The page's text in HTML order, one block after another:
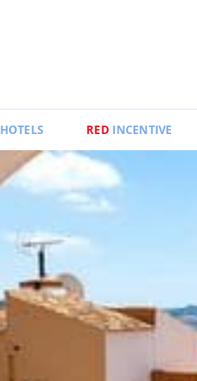
HOTELS RED INCENTIVE